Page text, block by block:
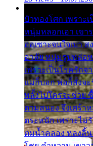
บัวทองโศก เพราะ
หนุ่มหลอกเอา เขา
ออเซาะจนใจเบา ส
อาลัย หนุ่มรูปหล่อห
เพราะเป็นโรครักจ
แม่ก็บอก พ่อก็สั่งจะ
พลั้งไปใครจะช่วย
ตามสนอง จึงเศร้า
ตระหนัก เพราะไม่
ตมน้ำคลอง หลงลิ้น